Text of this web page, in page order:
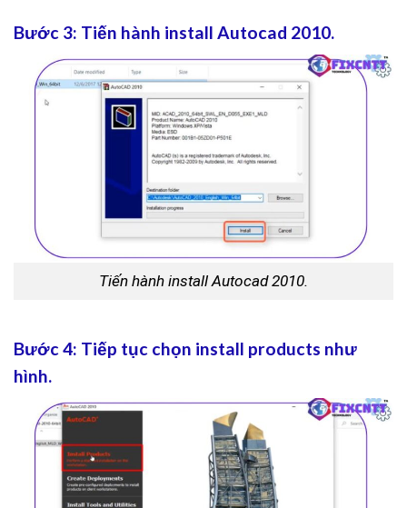
Bước 3: Tiến hành install Autocad 2010.
Tiến hành install Autocad 2010.
Bước 4: Tiếp tục chọn install products như
hình.